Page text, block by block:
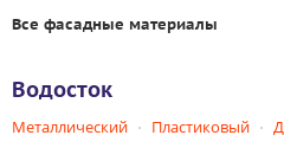
Все фасадные материалы
Водосток
Металлический Пластиковый